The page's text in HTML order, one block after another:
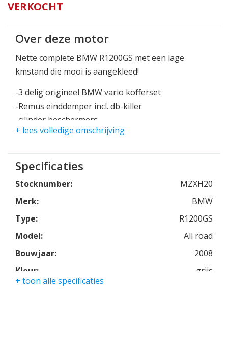
VERKOCHT
Over deze motor
Nette complete BMW R1200GS met een lage
kmstand die mooi is aangekleed!
-3 delig origineel BMW vario kofferset
-Remus einddemper incl. db-killer
-cilinder beschermers
-Adventure zadel voor rijder en passagier
De ledknipperlichten en achterlicht maken het
plaatje compleet af.
De bandenset is nog vrijwel nieuw!
+ lees volledige omschrijving
Specificaties
Stocknumber:
MZXH20
Merk:
BMW
Type:
R1200GS
Model:
All road
Bouwjaar:
2008
Kleur:
grijs
+ toon alle specificaties